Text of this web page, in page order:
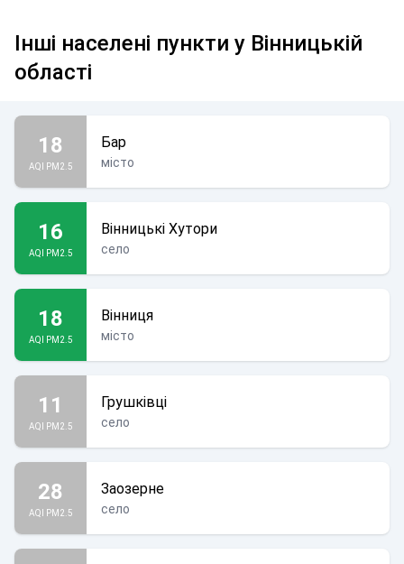
Інші населені пункти у Вінницькій
області
18
AQI PM2.5
Бар
місто
16
AQI PM2.5
Вінницькі Хутори
село
18
AQI PM2.5
Вінниця
місто
11
AQI PM2.5
Грушківці
село
28
AQI PM2.5
Заозерне
село